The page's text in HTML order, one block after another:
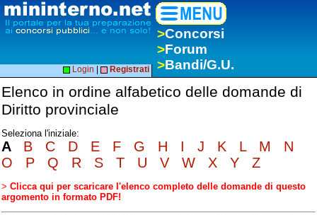
>Concorsi
>Forum
>Bandi/G.U.
Login Registrati
Elenco in ordine alfabetico delle domande di
Diritto provinciale
Seleziona l'iniziale:
A B C D E F G H I J K L M
N
O
P Q R S T U V W X Y Z
> Clicca qui per scaricare l'elenco completo delle domande di questo
argomento in formato PDF!